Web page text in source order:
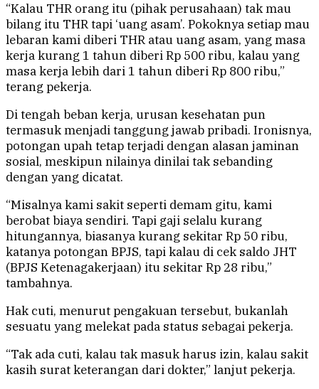
“Kalau THR orang itu (pihak perusahaan) tak mau
bilang itu THR tapi ‘uang asam’. Pokoknya setiap mau
lebaran kami diberi THR atau uang asam, yang masa
kerja kurang 1 tahun diberi Rp 500 ribu, kalau yang
masa kerja lebih dari 1 tahun diberi Rp 800 ribu,”
terang pekerja.
Di tengah beban kerja, urusan kesehatan pun
termasuk menjadi tanggung jawab pribadi. Ironisnya,
potongan upah tetap terjadi dengan alasan jaminan
sosial, meskipun nilainya dinilai tak sebanding
dengan yang dicatat.
“Misalnya kami sakit seperti demam gitu, kami
berobat biaya sendiri. Tapi gaji selalu kurang
hitungannya, biasanya kurang sekitar Rp 50 ribu,
katanya potongan BPJS, tapi kalau di cek saldo JHT
(BPJS Ketenagakerjaan) itu sekitar Rp 28 ribu,”
tambahnya.
Hak cuti, menurut pengakuan tersebut, bukanlah
sesuatu yang melekat pada status sebagai pekerja.
“Tak ada cuti, kalau tak masuk harus izin, kalau sakit
kasih surat keterangan dari dokter,” lanjut pekerja.